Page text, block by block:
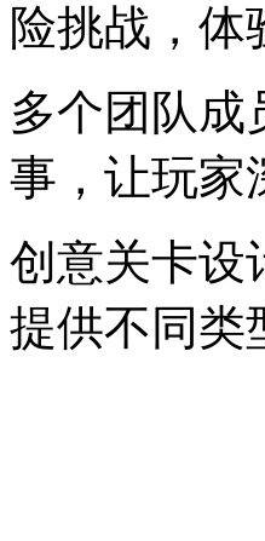
险挑战，体
多个团队成
事，让玩家
创意关卡设
提供不同类